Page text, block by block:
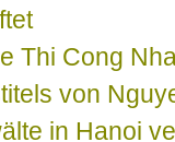
Thi Cong
von
in Hanoi